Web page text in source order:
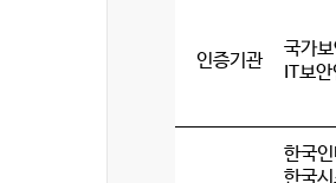
인증기관
국가
IT보
한국
한국